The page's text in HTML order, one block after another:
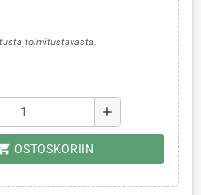
toimitustavasta.
add
OSTOSKORIIN